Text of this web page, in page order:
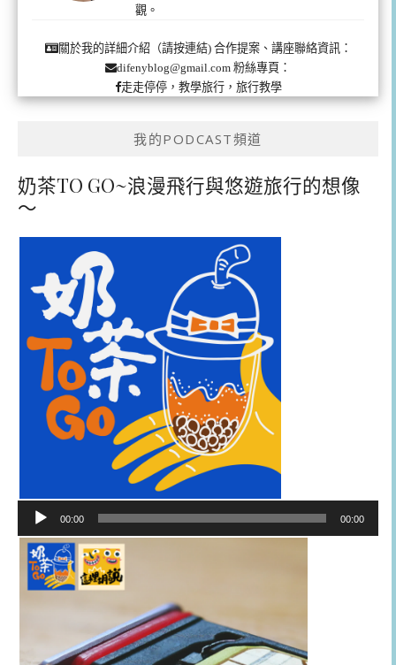
觀。
關於我的詳細介紹（請按連結)合作提案、講座聯絡資訊：
difenyblog@gmail.com 粉絲專頁：
走走停停，教學旅行，旅行教學
我的PODCAST頻道
奶茶TO GO~浪漫飛行與悠遊旅行的想像
～
播
器
00:00 00:00